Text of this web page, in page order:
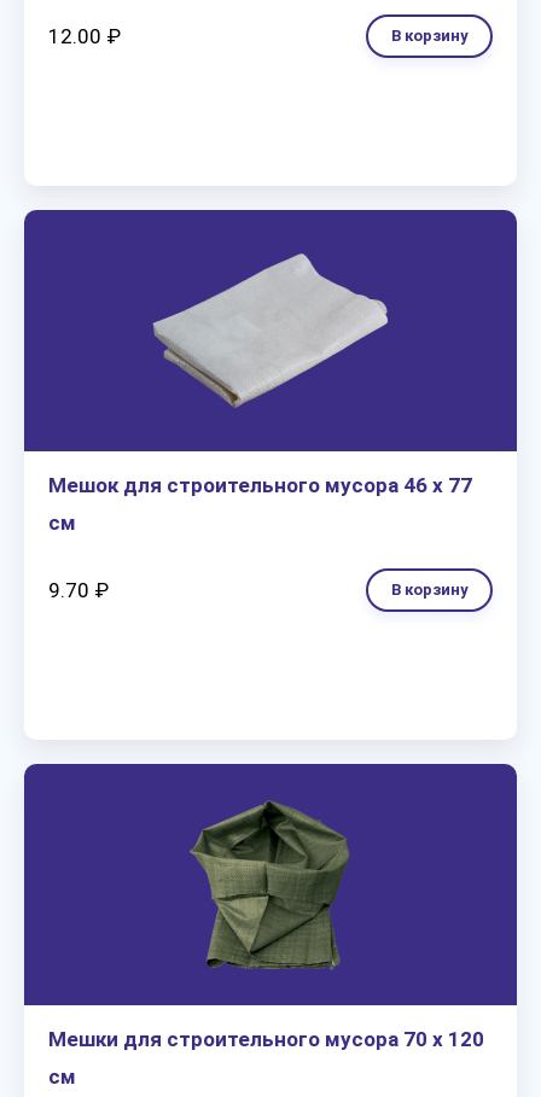
12.00 ₽ В корзину
Мешок для строительного мусора 46 х 77
см
9.70 ₽ В корзину
Мешки для строительного мусора 70 х 120
см